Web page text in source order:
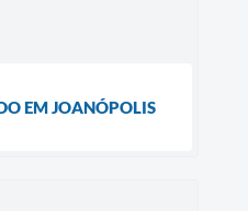
EM JOANÓPOLIS